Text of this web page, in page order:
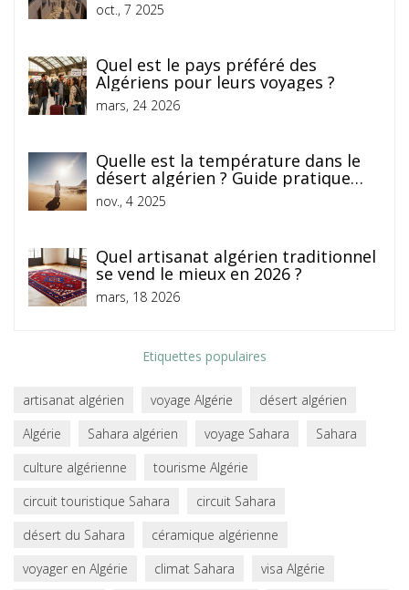
oct., 7 2025
Quel est le pays préféré des
Algériens pour leurs voyages ?
mars, 24 2026
Quelle est la température dans le
désert algérien ? Guide pratique
pour les voyageurs
nov., 4 2025
Quel artisanat algérien traditionnel
se vend le mieux en 2026 ?
mars, 18 2026
Etiquettes populaires
artisanat algérien voyage Algérie
désert algérien
Algérie
Sahara algérien voyage Sahara
Sahara
culture algérienne
tourisme Algérie
circuit touristique Sahara
circuit Sahara
désert du Sahara
céramique algérienne
voyager en Algérie
climat Sahara visa Algérie